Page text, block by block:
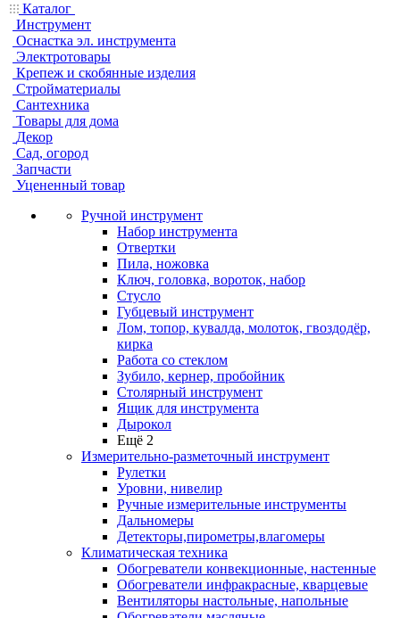
Каталог
Инструмент
Оснастка эл. инструмента
Электротовары
Крепеж и скобянные изделия
Стройматериалы
Сантехника
Товары для дома
Декор
Сад, огород
Запчасти
Уцененный товар
Ручной инструмент
Набор инструмента
Отвертки
Пила, ножовка
Ключ, головка, вороток, набор
Стусло
Губцевый инструмент
Лом, топор, кувалда, молоток, гвоздодёр,
кирка
Работа со стеклом
Зубило, кернер, пробойник
Столярный инструмент
Ящик для инструмента
Дырокол
Ещё 2
Измерительно-разметочный инструмент
Рулетки
Уровни, нивелир
Ручные измерительные инструменты
Дальномеры
Детекторы,пирометры,влагомеры
Климатическая техника
Обогреватели конвекционные, настенные
Обогреватели инфракрасные, кварцевые
Вентиляторы настольные, напольные